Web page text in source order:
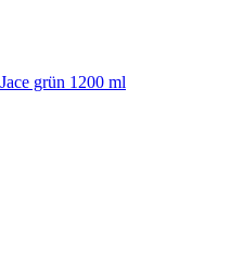
grün 1200 ml